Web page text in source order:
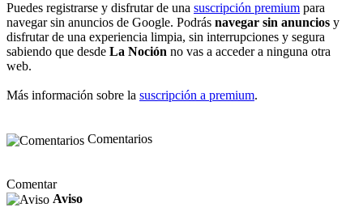
Puedes registrarse y disfrutar de una suscripción premium para
navegar sin anuncios de Google. Podrás navegar sin anuncios y
disfrutar de una experiencia limpia, sin interrupciones y segura
sabiendo que desde La Noción no vas a acceder a ninguna otra
web.
Más información sobre la suscripción a premium.
Comentarios
Comentar
Aviso